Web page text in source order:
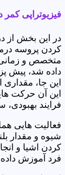
فیزیوتراپی کمر
در این بخش از
کردن پروسه
متخصص و
داده شد، پیش
این جا،
این آن حرکت
فرایند
فعالیت هایی
شیوه و مقدار
کردن اشیا و
فرد آموزش